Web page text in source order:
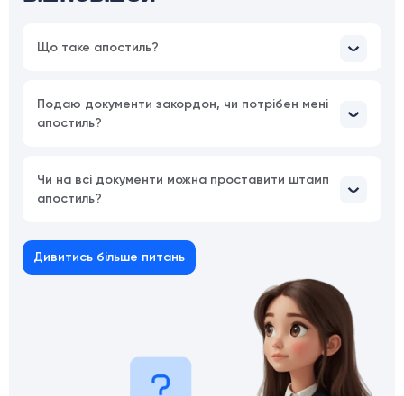
Що таке апостиль?
Подаю документи закордон, чи потрібен мені
апостиль?
Чи на всі документи можна проставити штамп
апостиль?
Дивитись більше питань